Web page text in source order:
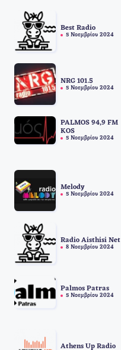
Best Radio
5 Νοεμβρίου 2024
NRG 101.5
5 Νοεμβρίου 2024
PALMOS 94,9 FM
KOS
5 Νοεμβρίου 2024
Melody
5 Νοεμβρίου 2024
Radio Aisthisi Net
8 Νοεμβρίου 2024
Palmos Patras
5 Νοεμβρίου 2024
Athens Up Radio